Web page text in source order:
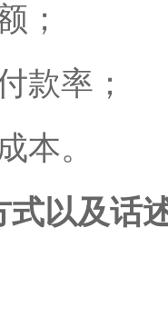
；
款率；
本。
式以及